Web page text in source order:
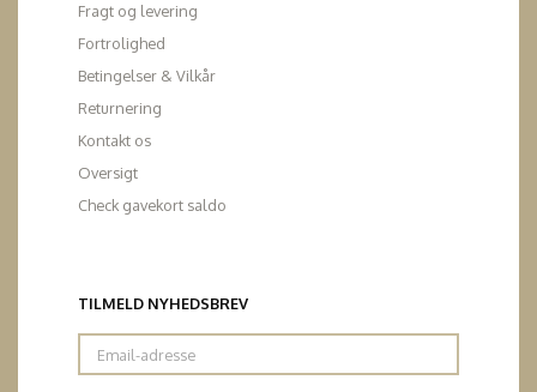
Fragt og levering
Fortrolighed
Betingelser & Vilkår
Returnering
Kontakt os
Oversigt
Check gavekort saldo
TILMELD NYHEDSBREV
Email-
adresse